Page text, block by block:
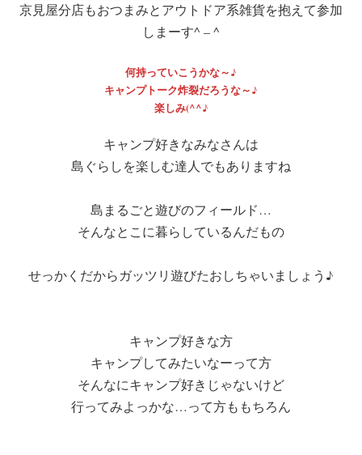
京見屋分店もおつまみとアウトドア系雑貨を抱えて参加
しまーす^ – ^
何持っていこうかな～♪
キャンプトーク炸裂だろうな～♪
楽しみ(^^♪
キャンプ好きなみなさんは
島ぐらしを楽しむ達人でもありますね
島まるごと遊びのフィールド…
そんなとこに暮らしているんだもの
せっかくだからガッツリ遊びたおしちゃいましょう♪
キャンプ好きな方
キャンプしてみたいなーって方
そんなにキャンプ好きじゃないけど
行ってみよっかな…って方ももちろん